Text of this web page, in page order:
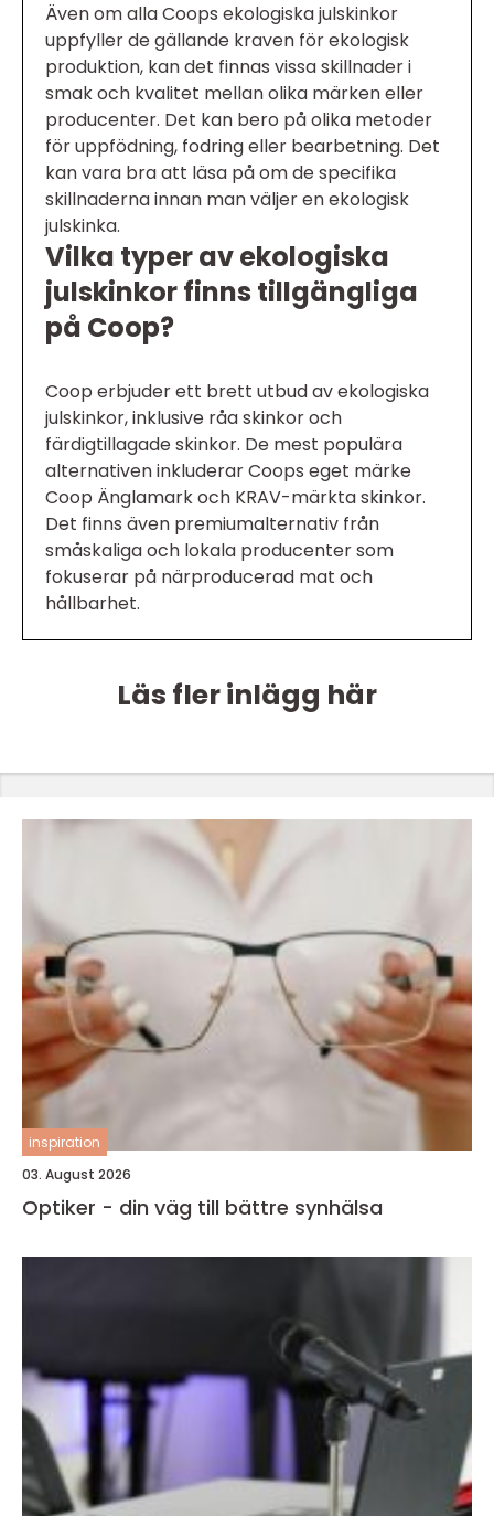
Även om alla Coops ekologiska julskinkor
uppfyller de gällande kraven för ekologisk
produktion, kan det finnas vissa skillnader i
smak och kvalitet mellan olika märken eller
producenter. Det kan bero på olika metoder
för uppfödning, fodring eller bearbetning. Det
kan vara bra att läsa på om de specifika
skillnaderna innan man väljer en ekologisk
julskinka.
Vilka typer av ekologiska
julskinkor finns tillgängliga
på Coop?
Coop erbjuder ett brett utbud av ekologiska
julskinkor, inklusive råa skinkor och
färdigtillagade skinkor. De mest populära
alternativen inkluderar Coops eget märke
Coop Änglamark och KRAV-märkta skinkor.
Det finns även premiumalternativ från
småskaliga och lokala producenter som
fokuserar på närproducerad mat och
hållbarhet.
Läs fler inlägg här
inspiration
03. August 2026
Optiker - din väg till bättre synhälsa